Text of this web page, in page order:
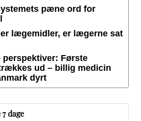
pæne ord for
lægemidler, er lægerne sat
perspektiver: Første
ud – billig medicin
dyrt
dage